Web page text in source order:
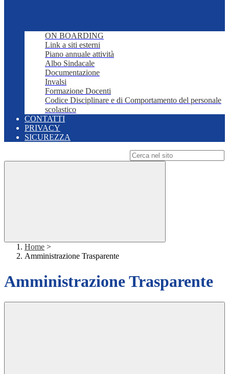
ON BOARDING
Link a siti esterni
Piano annuale attività
Albo Sindacale
Documentazione
Invalsi
Formazione Docenti
Codice Disciplinare e di Comportamento del personale
scolastico
CONTATTI
PRIVACY
SICUREZZA
Home >
Amministrazione Trasparente
Amministrazione Trasparente